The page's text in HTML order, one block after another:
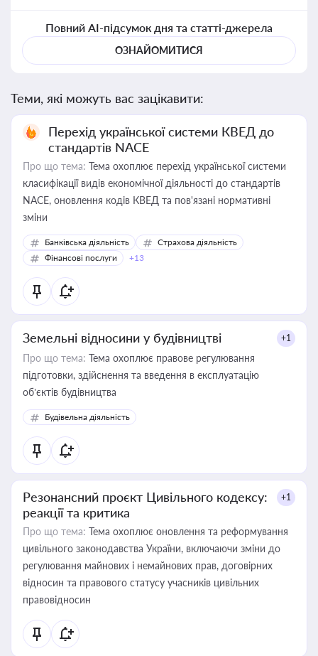
Повний AI-підсумок дня та статті-джерела
ОЗНАЙОМИТИСЯ
Теми, які можуть вас зацікавити:
Перехід української системи КВЕД до
стандартів NACE
Про що тема: Тема охоплює перехід української системи
класифікації видів економічної діяльності до стандартів
NACE, оновлення кодів КВЕД та пов'язані нормативні
зміни
Банківська діяльність
Страхова діяльність
Фінансові послуги
+13
Земельні відносини у будівництві +1
Про що тема: Тема охоплює правове регулювання
підготовки, здійснення та введення в експлуатацію
об’єктів будівництва
Будівельна діяльність
Резонансний проєкт Цивільного кодексу:
реакції та критика
+1
Про що тема: Тема охоплює оновлення та реформування
цивільного законодавства України, включаючи зміни до
регулювання майнових і немайнових прав, договірних
відносин та правового статусу учасників цивільних
правовідносин